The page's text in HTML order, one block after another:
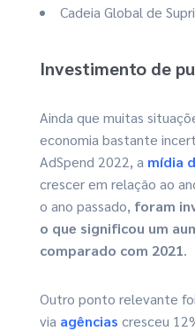
Cadeia Global de
Investimento de
Ainda que muitas
economia bastante
AdSpend 2022, a mídia
crescer em relação ao
o ano passado, foram
o que significou um
comparado com 2021.
Outro ponto relevante
via agências cresceu